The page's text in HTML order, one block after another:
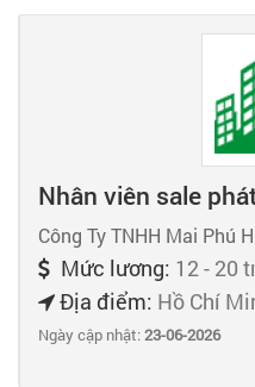
Nhân viên sale
Công Ty TNHH Mai Phú
Mức lương: 12 - 20
Địa điểm: Hồ Chí
Ngày cập nhật:23-06-2026